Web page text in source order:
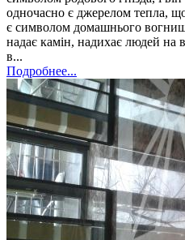
одночасно є джерелом тепла, що
є символом домашнього
надає камін, надихає людей на
в...
Подробнее...